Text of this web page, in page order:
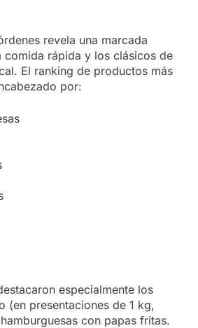
revela una marcada
comida rápida y los clásicos de
El ranking de productos más
por:
especialmente los
(en presentaciones de 1 kg,
con papas fritas.